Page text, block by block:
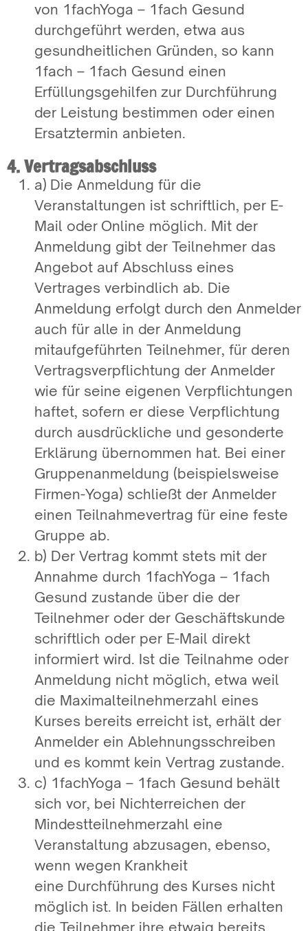
von 1fachYoga – 1fach Gesund
durchgeführt werden, etwa aus
gesundheitlichen Gründen, so kann
1fach – 1fach Gesund einen
Erfüllungsgehilfen zur Durchführung
der Leistung bestimmen oder einen
Ersatztermin anbieten.
4. Vertragsabschluss
a) Die Anmeldung für die
Veranstaltungen ist schriftlich, per E-
Mail oder Online möglich. Mit der
Anmeldung gibt der Teilnehmer das
Angebot auf Abschluss eines
Vertrages verbindlich ab. Die
Anmeldung erfolgt durch den Anmelder
auch für alle in der Anmeldung
mitaufgeführten Teilnehmer, für deren
Vertragsverpflichtung der Anmelder
wie für seine eigenen Verpflichtungen
haftet, sofern er diese Verpflichtung
durch ausdrückliche und gesonderte
Erklärung übernommen hat. Bei einer
Gruppenanmeldung (beispielsweise
Firmen-Yoga) schließt der Anmelder
einen Teilnahmevertrag für eine feste
Gruppe ab.
b) Der Vertrag kommt stets mit der
Annahme durch 1fachYoga – 1fach
Gesund zustande über die der
Teilnehmer oder der Geschäftskunde
schriftlich oder per E-Mail direkt
informiert wird. Ist die Teilnahme oder
Anmeldung nicht möglich, etwa weil
die Maximalteilnehmerzahl eines
Kurses bereits erreicht ist, erhält der
Anmelder ein Ablehnungsschreiben
und es kommt kein Vertrag zustande.
c) 1fachYoga – 1fach Gesund behält
sich vor, bei Nichterreichen der
Mindestteilnehmerzahl eine
Veranstaltung abzusagen, ebenso,
wenn wegen Krankheit
eine Durchführung des Kurses nicht
möglich ist. In beiden Fällen erhalten
die Teilnehmer ihre etwaig bereits